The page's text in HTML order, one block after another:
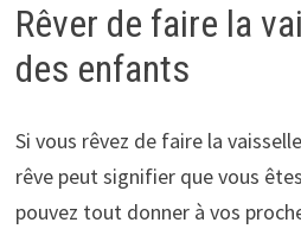
Rêver de faire la
des enfants
Si vous rêvez de faire la
rêve peut signifier que vous
pouvez tout donner à vos